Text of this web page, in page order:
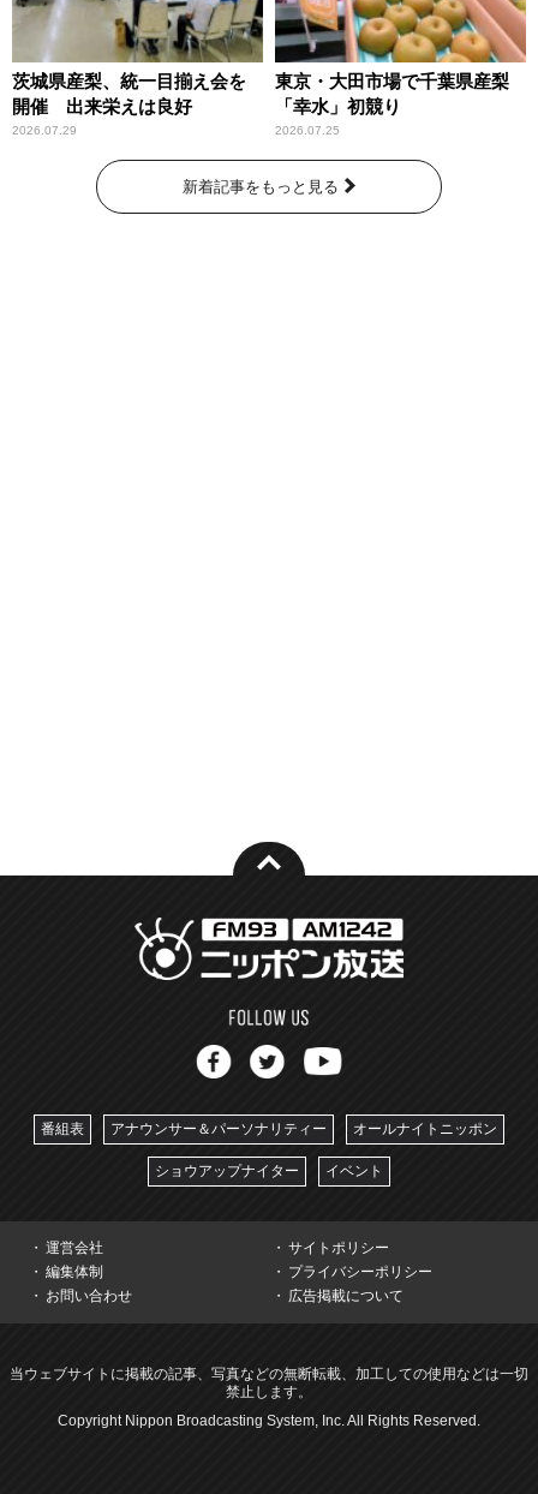
茨城県産梨、統一目揃え会を
開催 出来栄えは良好
2026.07.29
東京・大田市場で千葉県産梨
「幸水」初競り
2026.07.25
新着記事をもっと見る
番組表 アナウンサー＆パーソナリティー オールナイトニッポン
ショウアップナイター イベント
運営会社
サイトポリシー
編集体制
プライバシーポリシー
お問い合わせ
広告掲載について
当ウェブサイトに掲載の記事、写真などの無断転載、加工しての使用などは一切
禁止します。
Copyright Nippon Broadcasting System, Inc. All Rights Reserved.